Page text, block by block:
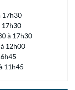
17h30
17h30
à 17h30
12h00
11h45